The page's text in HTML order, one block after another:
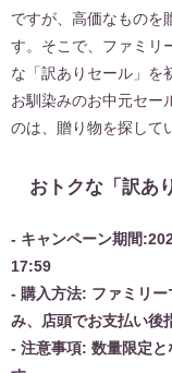
ですが、高価なものを
す。そこで、ファミリ
な「訳ありセール」を
お馴染みのお中元セー
のは、贈り物を探して
おトクな「訳あ
- キャンペーン期間
17:59
- 購入方法: ファミリー
み、店頭でお支払い後
- 注意事項: 数量限定と